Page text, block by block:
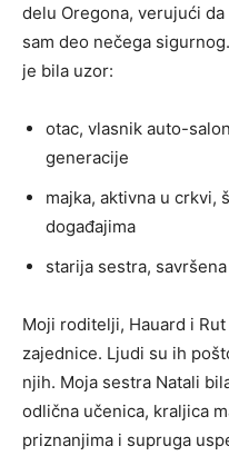
delu Oregona, verujući
sam deo nečega
je bila uzor:
otac, vlasnik auto-
generacije
majka, aktivna u crkvi,
događajima
starija sestra,
Moji roditelji, Hauard i
zajednice. Ljudi su ih
njih. Moja sestra Natali
odlična učenica, kraljica
priznanjima i supruga